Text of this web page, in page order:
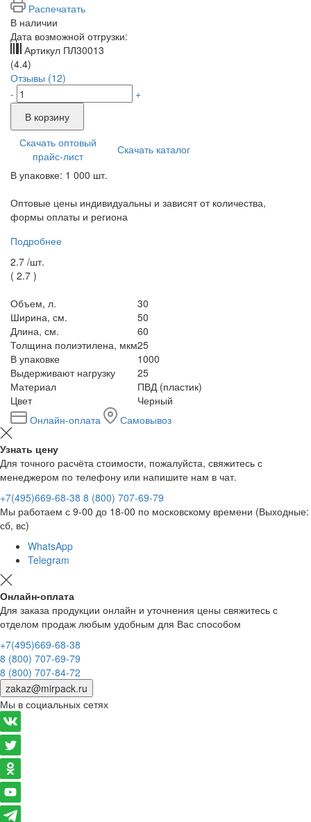
Распечатать
В наличии
Дата возможной отгрузки:
Артикул ПЛ30013
(4.4)
Отзывы (12)
-
+
В корзину
Скачать оптовый
прайс-лист
Скачать каталог
В упаковке: 1 000 шт.
Оптовые цены индивидуальны и зависят от количества,
формы оплаты и региона
Подробнее
2.7 /шт.
( 2.7 )
Объем, л.
30
Ширина, см.
50
Длина, см.
60
Толщина полиэтилена, мкм25
В упаковке
1000
Выдерживают нагрузку
25
Материал
ПВД (пластик)
Цвет
Черный
Онлайн-оплата
Самовывоз
Узнать цену
Для точного расчёта стоимости, пожалуйста, свяжитесь с
менеджером по телефону или напишите нам в чат.
+7(495)669-68-38 8 (800) 707-69-79
Мы работаем с 9-00 до 18-00 по московскому времени (Выходные:
сб, вс)
WhatsApp
Telegram
Онлайн-оплата
Для заказа продукции онлайн и уточнения цены свяжитесь с
отделом продаж любым удобным для Вас способом
+7(495)669-68-38
8 (800) 707-69-79
8 (800) 707-84-72
zakaz@mirpack.ru
Мы в социальных сетях